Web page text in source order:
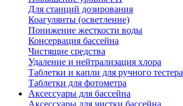
Для станций дозирования
Коагулянты (осветление)
Понижение жесткости воды
Консервация бассейна
Чистящие средства
Удаление и нейтрализация хлора
Таблетки и капли для ручного тестера
Таблетки для фотометра
Аксессуары для бассейна
Аксессуары для чистки бассейна